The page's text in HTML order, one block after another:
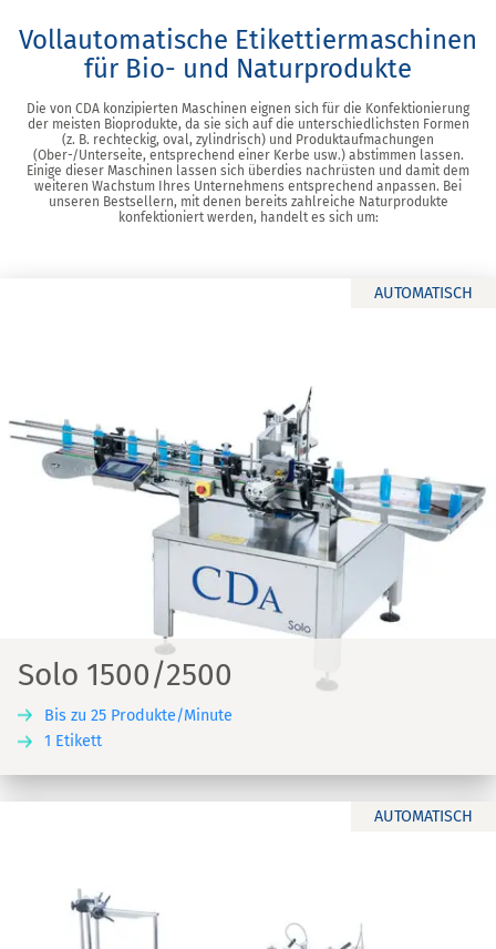
Vollautomatische Etikettiermaschinen
für Bio- und Naturprodukte
Die von CDA konzipierten Maschinen eignen sich für die Konfektionierung
der meisten Bioprodukte, da sie sich auf die unterschiedlichsten Formen
(z. B. rechteckig, oval, zylindrisch) und Produktaufmachungen
(Ober-/Unterseite, entsprechend einer Kerbe usw.) abstimmen lassen.
Einige dieser Maschinen lassen sich überdies nachrüsten und damit dem
weiteren Wachstum Ihres Unternehmens entsprechend anpassen. Bei
unseren Bestsellern, mit denen bereits zahlreiche Naturprodukte
konfektioniert werden, handelt es sich um:
AUTOMATISCH
Solo 1500/2500
Bis zu 25 Produkte/Minute
1 Etikett
AUTOMATISCH